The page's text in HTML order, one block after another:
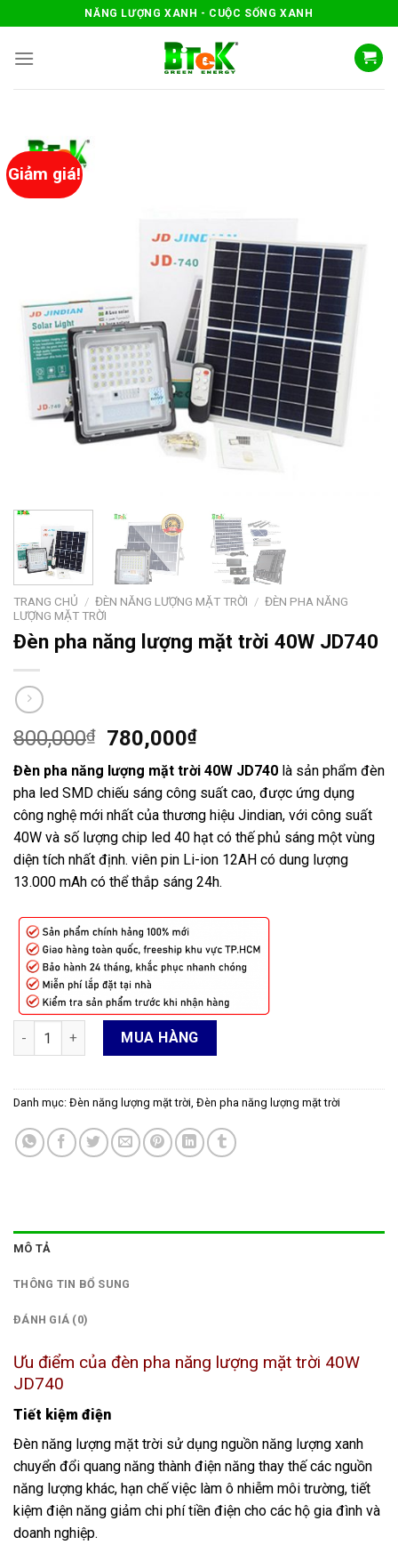
content
NĂNG LƯỢNG XANH - CUỘC SỐNG XANH
Giảm giá!
TRANG CHỦ / ĐÈN NĂNG LƯỢNG MẶT TRỜI / ĐÈN PHA NĂNG
LƯỢNG MẶT TRỜI
Đèn pha năng lượng mặt trời 40W JD740
800,000₫ 780,000₫
Đèn pha năng lượng mặt trời 40W JD740 là sản phẩm đèn
pha led SMD chiếu sáng công suất cao, được ứng dụng
công nghệ mới nhất của thương hiệu Jindian, với công suất
40W và số lượng chip led 40 hạt có thế phủ sáng một vùng
diện tích nhất định. viên pin Li-ion 12AH có dung lượng
13.000 mAh có thể thắp sáng 24h.
Đèn pha năng lượng mặt trời 40W JD740 số lượng
MUA HÀNG
Danh mục: Đèn năng lượng mặt trời, Đèn pha năng lượng mặt trời
MÔ TẢ
THÔNG TIN BỔ SUNG
ĐÁNH GIÁ (0)
Ưu điểm của đèn pha năng lượng mặt trời 40W
JD740
Tiết kiệm điện
Đèn năng lượng mặt trời sử dụng nguồn năng lượng xanh
chuyển đổi quang năng thành điện năng thay thế các nguồn
năng lượng khác, hạn chế việc làm ô nhiễm môi trường, tiết
kiệm điện năng giảm chi phí tiền điện cho các hộ gia đình và
doanh nghiệp.